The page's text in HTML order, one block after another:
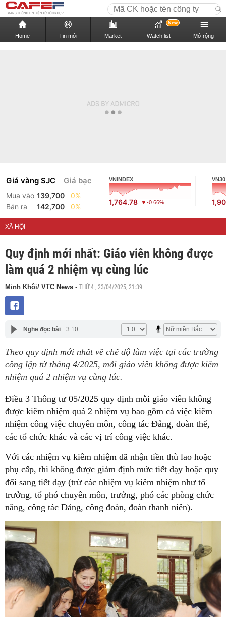
Home Tin mới Market Watch list
New
Mở rộng
Giá vàng SJC Giá bạc
Mua vào 139,700
0%
Bán ra
142,700 0%
VNINDEX
1,764.78 -0.66%
VN30
XÃ HỘI
Quy định mới nhất: Giáo viên không được
làm quá 2 nhiệm vụ cùng lúc
Minh Khôi/ VTC News - THỨ 4 , 23/04/2025, 21:39
Nghe đọc bài 3:10
Theo quy định mới nhất về chế độ làm việc tại các trường
công lập từ tháng 4/2025, mỗi giáo viên không được kiêm
nhiệm quá 2 nhiệm vụ cùng lúc.
Điều 3 Thông tư 05/2025 quy định mỗi giáo viên không
được kiêm nhiệm quá 2 nhiệm vụ bao gồm cả việc kiêm
nhiệm công việc chuyên môn, công tác Đảng, đoàn thể,
các tổ chức khác và các vị trí công việc khác.
Với các nhiệm vụ kiêm nhiệm đã nhận tiền thù lao hoặc
phụ cấp, thì không được giảm định mức tiết dạy hoặc quy
đổi sang tiết dạy (trừ các nhiệm vụ kiêm nhiệm như tổ
trưởng, tổ phó chuyên môn, trưởng, phó các phòng chức
năng, công tác Đảng, công đoàn, đoàn thanh niên).